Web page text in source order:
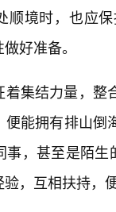
顺境时，也应
好准备。
集结力量，整
能拥有排山
，甚至是陌
，互相扶持，